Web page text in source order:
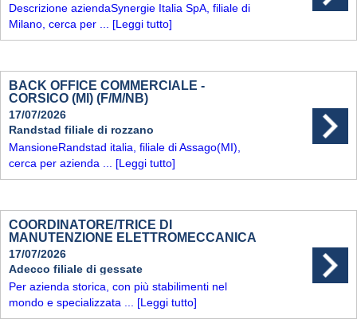
Descrizione aziendaSynergie Italia SpA, filiale di
Milano, cerca per ... [Leggi tutto]
BACK OFFICE COMMERCIALE -
CORSICO (MI) (F/M/NB)
17/07/2026
Randstad filiale di rozzano
MansioneRandstad italia, filiale di Assago(MI),
cerca per azienda ... [Leggi tutto]
COORDINATORE/TRICE DI
MANUTENZIONE ELETTROMECCANICA
17/07/2026
Adecco filiale di gessate
Per azienda storica, con più stabilimenti nel
mondo e specializzata ... [Leggi tutto]